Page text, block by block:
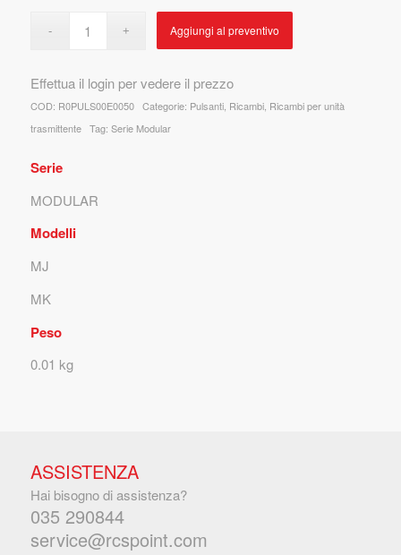
Aggiungi al preventivo
Effettua il login per vedere il prezzo
COD: R0PULS00E0050 Categorie: Pulsanti, Ricambi, Ricambi per unità
trasmittente Tag: Serie Modular
Serie
MODULAR
Modelli
MJ
MK
Peso
0.01 kg
ASSISTENZA
Hai bisogno di assistenza?
035 290844
service@rcspoint.com